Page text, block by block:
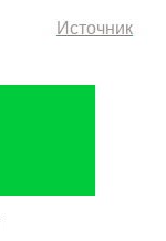
Источник